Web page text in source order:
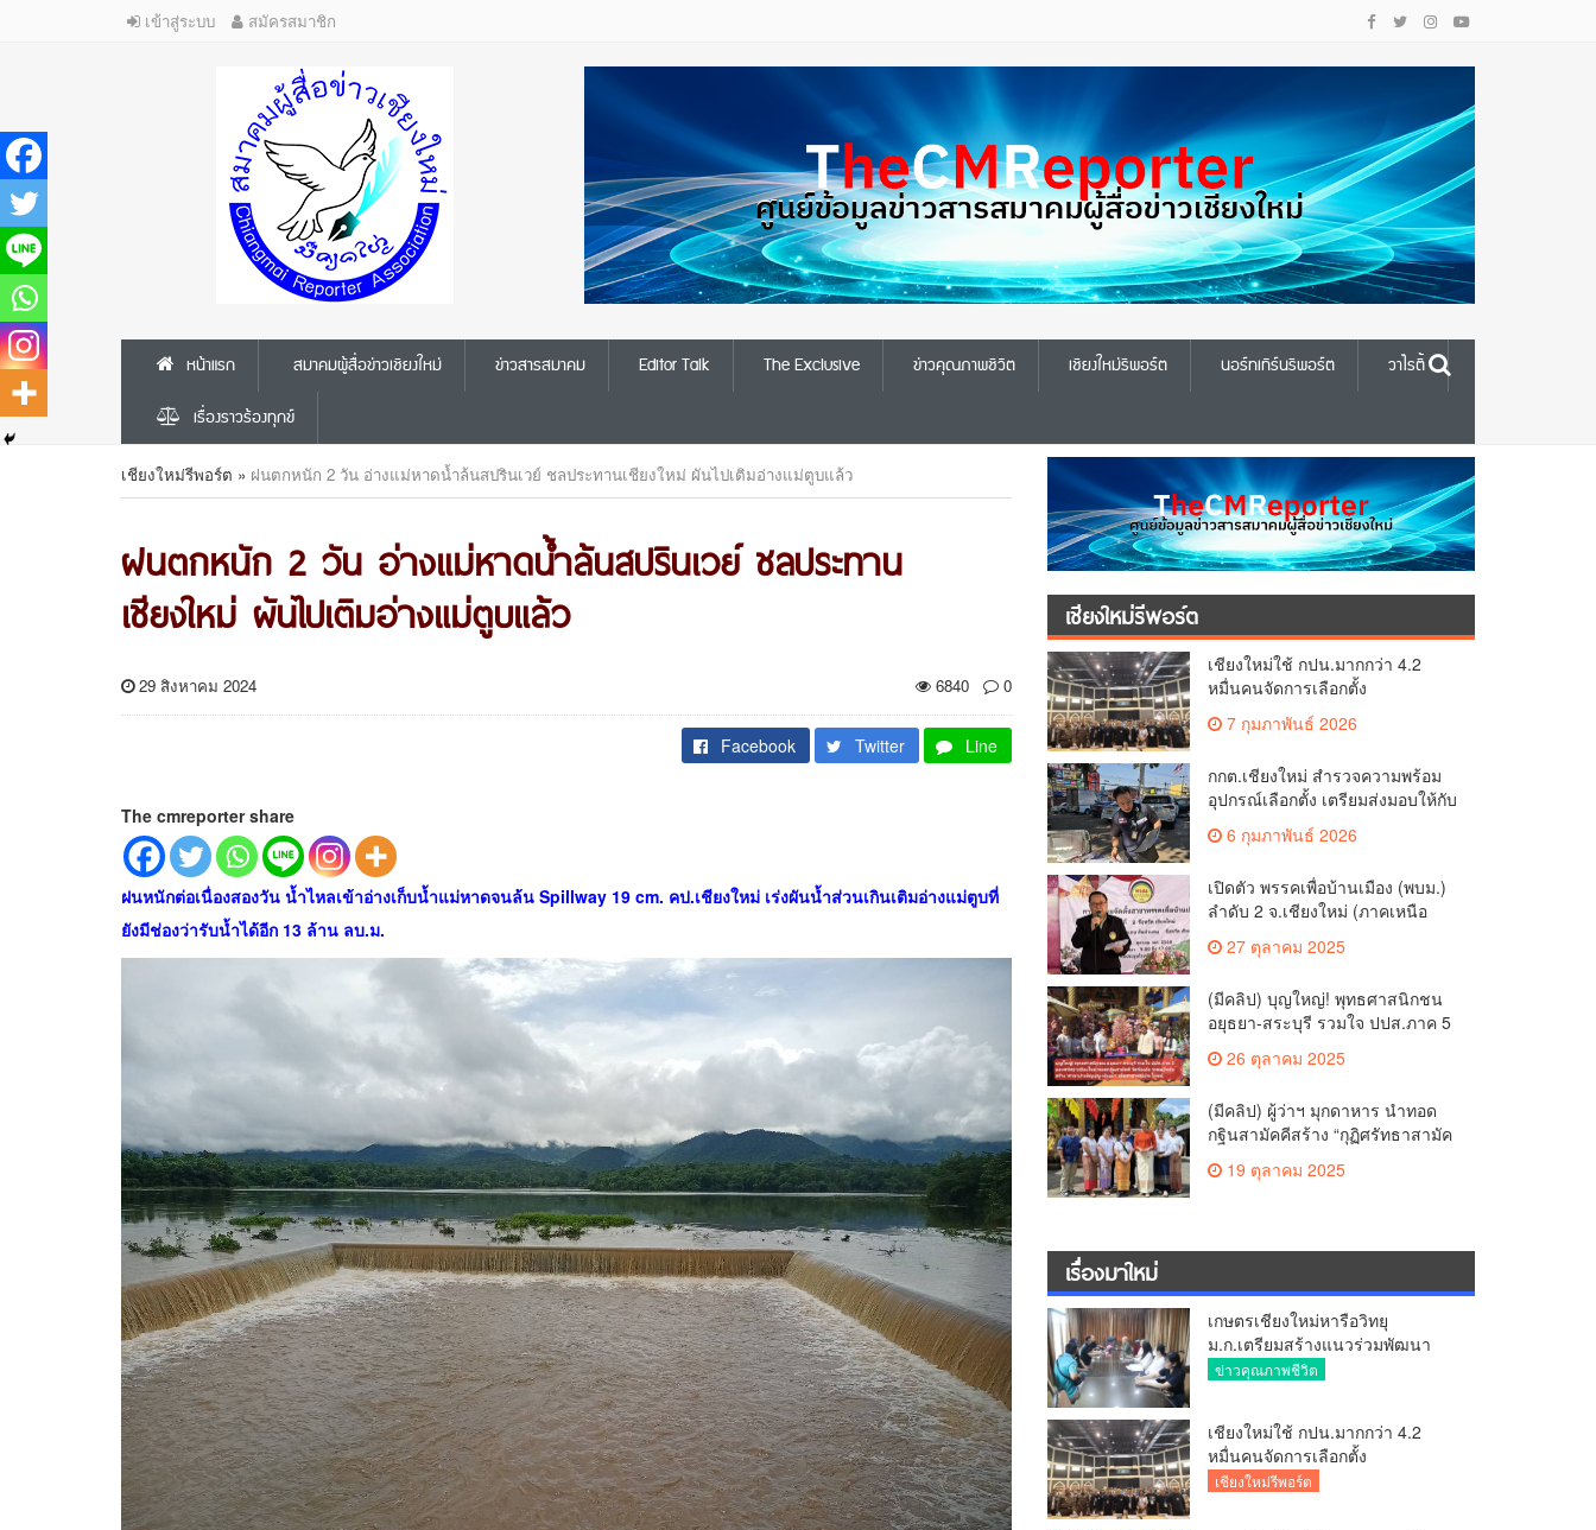
เข้าสู่ระบบ สมัครสมาชิก
หน้าแรก สมาคมผู้สื่อข่าวเชียงใหม่ ข่าวสารสมาคม Editor Talk The Exclusive ข่าวคุณภาพชีวิต เชียงใหม่รีพอร์ต นอร์ทเทิร์นรีพอร์ต
วาไรตี้
เรื่องราวร้องทุกข์
เชียงใหม่รีพอร์ต » ฝนตกหนัก 2 วัน อ่างแม่หาดน้ำล้นสปรินเวย์ ชลประทานเชียงใหม่ ผันไปเติมอ่างแม่ตูบแล้ว
ฝนตกหนัก 2 วัน อ่างแม่หาดน้ำล้นสปรินเวย์ ชลประทาน
เชียงใหม่ ผันไปเติมอ่างแม่ตูบแล้ว
29 สิงหาคม 2024 6840 0
Facebook Twitter Line
The cmreporter share
ฝนหนักต่อเนื่องสองวัน น้ำไหลเข้าอ่างเก็บน้ำแม่หาดจนล้น Spillway 19 cm. คป.เชียงใหม่ เร่งผันน้ำส่วนเกินเติมอ่างแม่ตูบที่
ยังมีช่องว่ารับน้ำได้อีก 13 ล้าน ลบ.ม.
เชียงใหม่รีพอร์ต
เชียงใหม่ใช้ กปน.มากกว่า 4.2
หมื่นคนจัดการเลือกตั้ง
กกต.เชียงใหม่ ร่วมกับ นายอำเภอ
หางดง ตรวจความเรียบร้อย การ
7 กุมภาพันธ์ 2026
กกต.เชียงใหม่ สำรวจความพร้อม
อุปกรณ์เลือกตั้ง เตรียมส่งมอบให้กับ
ทุกหน่วยเลือกตั้งในวันพรุ่งนี้
6 กุมภาพันธ์ 2026
เปิดตัว พรรคเพื่อบ้านเมือง (พบม.)
ลำดับ 2 จ.เชียงใหม่ (ภาคเหนือ
ตอนบน) ชูนโยบาย ปลดหนี้ สร้าง
รายได้ ตั้งกองทุนเกษตรกร สร้าง
ประชาชน นำกฎหมายบังคับใช้
และเผาทำลายยาเสพติดทิ้งทันที
หากจับได้
27 ตุลาคม 2025
(มีคลิป) บุญใหญ่! พุทธศาสนิกชน
อยุธยา-สระบุรี รวมใจ ปปส.ภาค 5
และศรัทธาเชียงใหม่ ทอดกฐิน
สามัคคี วัดร้องอ้อ
26 ตุลาคม 2025
(มีคลิป) ผู้ว่าฯ มุกดาหาร นำทอด
กฐินสามัคคีสร้าง “กุฏิศรัทธาสามัค
คีฯ” วัดทากู่แก้วลำพูน ยอดปัจจัย 5
แสนกว่าบาท
19 ตุลาคม 2025
เรื่องมาใหม่
เกษตรเชียงใหม่หารือวิทยุ
ม.ก.เตรียมสร้างแนวร่วมพัฒนา
คุณภาพชีวิตเกษตรกร สื่อสาร
ข่าวคุณภาพชีวิต
เชียงใหม่ใช้ กปน.มากกว่า 4.2
หมื่นคนจัดการเลือกตั้ง
กกต.เชียงใหม่ ร่วมกับ นายอำเภอ
เชียงใหม่รีพอร์ต